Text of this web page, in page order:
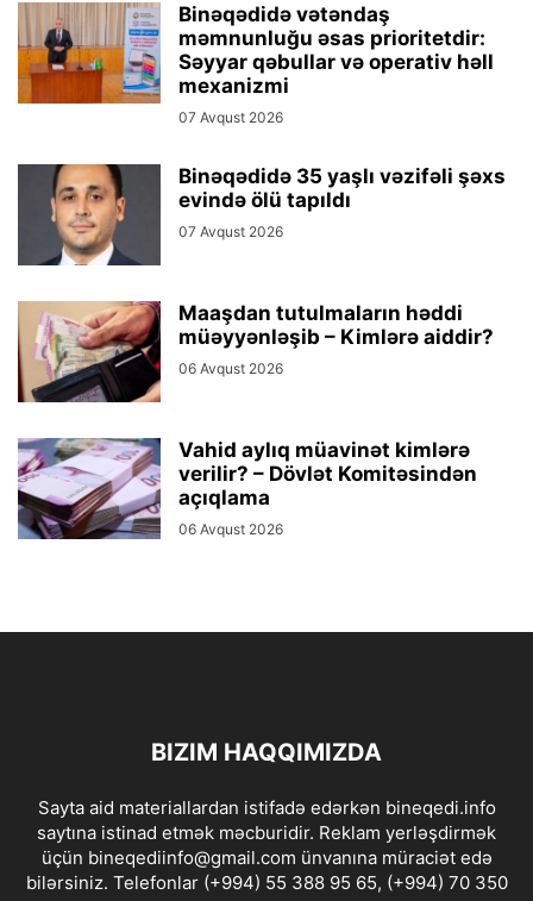
Binəqədidə vətəndaş
məmnunluğu əsas prioritetdir:
Səyyar qəbullar və operativ həll
mexanizmi
07 Avqust 2026
Binəqədidə 35 yaşlı vəzifəli şəxs
evində ölü tapıldı
07 Avqust 2026
Maaşdan tutulmaların həddi
müəyyənləşib – Kimlərə aiddir?
06 Avqust 2026
Vahid aylıq müavinət kimlərə
verilir? – Dövlət Komitəsindən
açıqlama
06 Avqust 2026
BIZIM HAQQIMIZDA
Sayta aid materiallardan istifadə edərkən bineqedi.info
saytına istinad etmək məcburidir. Reklam yerləşdirmək
üçün bineqediinfo@gmail.com ünvanına müraciət edə
bilərsiniz. Telefonlar (+994) 55 388 95 65, (+994) 70 350